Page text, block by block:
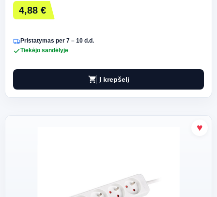
4,88 €
Pristatymas per 7 – 10 d.d.
Tiekėjo sandėlyje
shopping_cart Į krepšelį